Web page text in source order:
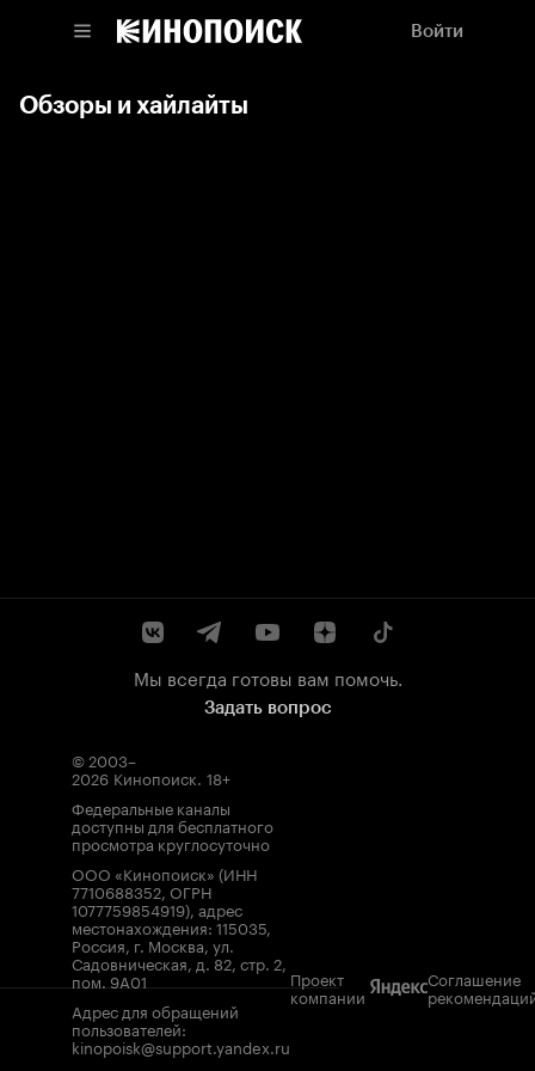
Войти
Обзоры и хайлайты
Мы всегда готовы вам помочь.
Задать вопрос
© 2003–
2026 Кинопоиск. 18+
Федеральные каналы
доступны для бесплатного
просмотра круглосуточно
ООО «Кинопоиск» (ИНН
7710688352, ОГРН
1077759854919), адрес
местонахождения: 115035,
Россия, г. Москва, ул.
Садовническая, д. 82, стр. 2,
пом. 9А01
Адрес для обращений
пользователей:
kinopoisk@support.yandex.ru
Проект
компании
Соглашение